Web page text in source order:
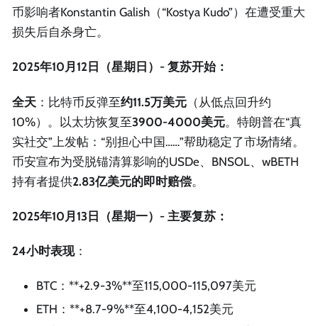
币影响者Konstantin Galish（“Kostya Kudo”）在遭受重大
损失后自杀身亡。
2025年10月12日（星期日）- 复苏开始：
全天 ：比特币反弹至约11.5万美元 （从低点回升约
10%）。以太坊恢复至3900-4000美元。特朗普在“真
实社交”上发帖：“别担心中国……”帮助稳定了市场情绪。
币安宣布为受脱锚清算影响的USDe、BNSOL、wBETH
持有者提供2.83亿美元的即时赔偿。
2025年10月13日（星期一）- 主要复苏：
24小时表现：
BTC：**+2.9-3%**至115,000-115,097美元
ETH：**+8.7-9%**至4,100-4,152美元